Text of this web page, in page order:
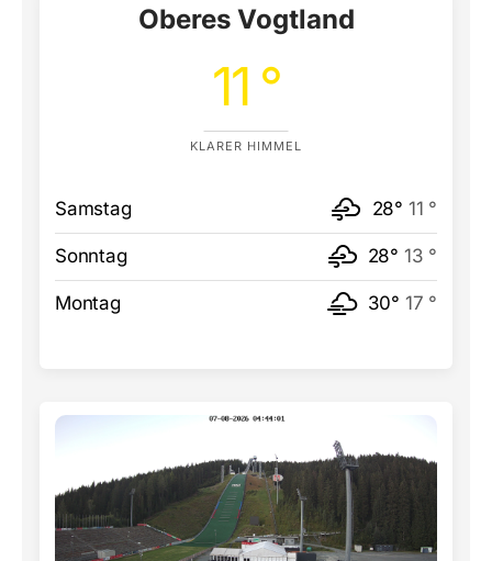
Oberes Vogtland
11 °
KLARER HIMMEL
Samstag 28° 11 °
Sonntag 28° 13 °
Montag 30° 17 °